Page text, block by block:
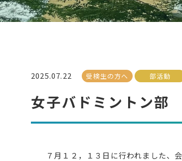
2025.07.22 受検生の方へ 部活動
女子バドミントン
７月１２，１３日に行われました、